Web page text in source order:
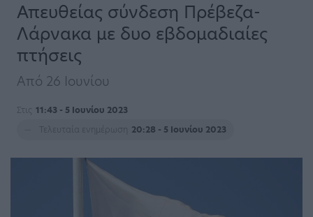
Απευθείας σύνδεση Πρέβεζα-
Λάρνακα με δυο εβδομαδιαίες
πτήσεις
Από 26 Ιουνίου
Στις 11:43 - 5 Ιουνίου 2023
Τελευταία ενημέρωση
20:28 - 5 Ιουνίου 2023